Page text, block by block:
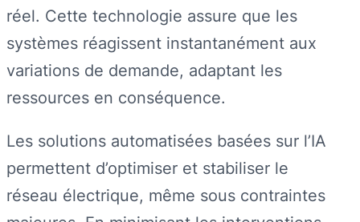
réel. Cette technologie assure que les
systèmes réagissent instantanément aux
variations de demande, adaptant les
ressources en conséquence.
Les solutions automatisées basées sur l’IA
permettent d’optimiser et stabiliser le
réseau électrique, même sous contraintes